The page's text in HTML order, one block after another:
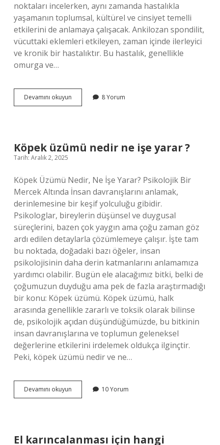
noktaları incelerken, aynı zamanda hastalıkla
yaşamanın toplumsal, kültürel ve cinsiyet temelli
etkilerini de anlamaya çalışacak. Ankilozan spondilit,
vücuttaki eklemleri etkileyen, zaman içinde ilerleyici
ve kronik bir hastalıktır. Bu hastalık, genellikle
omurga ve…
Devamını okuyun Ankilozan
spondilit
?
8 Yorum
Köpek üzümü nedir ne işe yarar ?
Tarih: Aralık 2, 2025
Köpek Üzümü Nedir, Ne İşe Yarar? Psikolojik Bir
Mercek Altında İnsan davranışlarını anlamak,
derinlemesine bir keşif yolculuğu gibidir.
Psikologlar, bireylerin düşünsel ve duygusal
süreçlerini, bazen çok yaygın ama çoğu zaman göz
ardı edilen detaylarla çözümlemeye çalışır. İşte tam
bu noktada, doğadaki bazı öğeler, insan
psikolojisinin daha derin katmanlarını anlamamıza
yardımcı olabilir. Bugün ele alacağımız bitki, belki de
çoğumuzun duyduğu ama pek de fazla araştırmadığı
bir konu: Köpek üzümü. Köpek üzümü, halk
arasında genellikle zararlı ve toksik olarak bilinse
de, psikolojik açıdan düşündüğümüzde, bu bitkinin
insan davranışlarına ve toplumun geleneksel
değerlerine etkilerini irdelemek oldukça ilginçtir.
Peki, köpek üzümü nedir ve ne…
Devamını okuyun
üzümü
?
10 Yorum
El karıncalanması için hangi